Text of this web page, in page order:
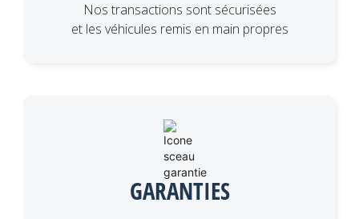
Nos transactions sont sécurisées
et les véhicules remis en main propres
GARANTIES